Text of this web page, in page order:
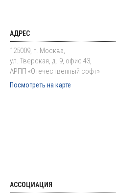
АДРЕС
125009, г. Москва,
ул. Тверская, д. 9, офис 43,
АРПП «Отечественный софт»
Посмотреть на карте
АССОЦИАЦИЯ